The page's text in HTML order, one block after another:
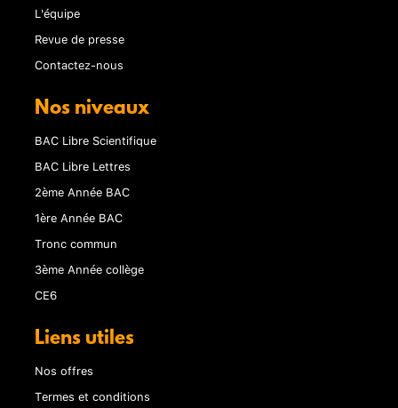
L'équipe
Revue de presse
Contactez-nous
Nos niveaux
BAC Libre Scientifique
BAC Libre Lettres
2ème Année BAC
1ère Année BAC
Tronc commun
3ème Année collège
CE6
Liens utiles
Nos offres
Termes et conditions